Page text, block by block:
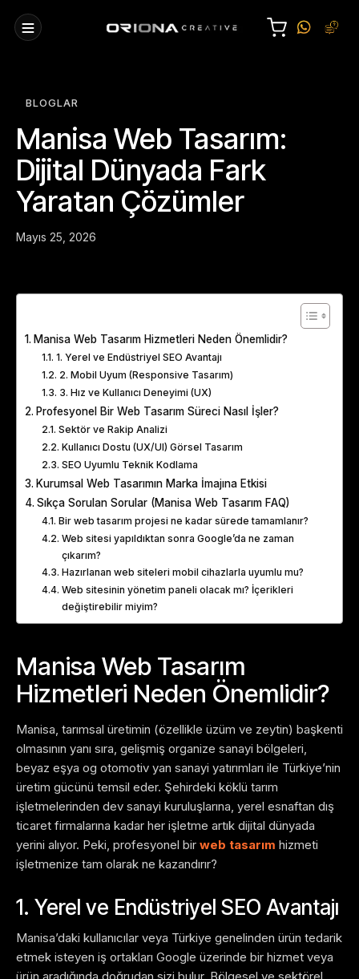
BLOGLAR
Manisa Web Tasarım:
Dijital Dünyada Fark
Yaratan Çözümler
Mayıs 25, 2026
Manisa Web Tasarım Hizmetleri Neden Önemlidir?
1. Yerel ve Endüstriyel SEO Avantajı
2. Mobil Uyum (Responsive Tasarım)
3. Hız ve Kullanıcı Deneyimi (UX)
Profesyonel Bir Web Tasarım Süreci Nasıl İşler?
Sektör ve Rakip Analizi
Kullanıcı Dostu (UX/UI) Görsel Tasarım
SEO Uyumlu Teknik Kodlama
Kurumsal Web Tasarımın Marka İmajına Etkisi
Sıkça Sorulan Sorular (Manisa Web Tasarım FAQ)
Bir web tasarım projesi ne kadar sürede tamamlanır?
Web sitesi yapıldıktan sonra Google’da ne zaman
çıkarım?
Hazırlanan web siteleri mobil cihazlarla uyumlu mu?
Web sitesinin yönetim paneli olacak mı? İçerikleri
değiştirebilir miyim?
Manisa Web Tasarım
Hizmetleri Neden Önemlidir?
Manisa, tarımsal üretimin (özellikle üzüm ve zeytin) başkenti
olmasının yanı sıra, gelişmiş organize sanayi bölgeleri,
beyaz eşya og otomotiv yan sanayi yatırımları ile Türkiye’nin
üretim gücünü temsil eder. Şehirdeki köklü tarım
işletmelerinden dev sanayi kuruluşlarına, yerel esnaftan dış
ticaret firmalarına kadar her işletme artık dijital dünyada
yerini alıyor. Peki, profesyonel bir web tasarım hizmeti
işletmenize tam olarak ne kazandırır?
1. Yerel ve Endüstriyel SEO Avantajı
Manisa’daki kullanıcılar veya Türkiye genelinden ürün tedarik
etmek isteyen iş ortakları Google üzerinde bir hizmet veya